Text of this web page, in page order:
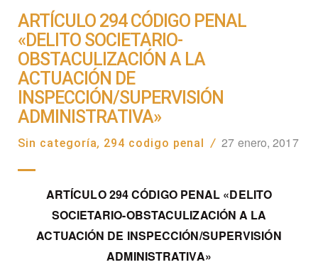
ARTÍCULO 294 CÓDIGO PENAL
«DELITO SOCIETARIO-
OBSTACULIZACIÓN A LA
ACTUACIÓN DE
INSPECCIÓN/SUPERVISIÓN
ADMINISTRATIVA»
Sin categoría, 294 codigo penal / 27 enero, 2017
ARTÍCULO 294 CÓDIGO PENAL «DELITO
SOCIETARIO-OBSTACULIZACIÓN A LA
ACTUACIÓN DE INSPECCIÓN/SUPERVISIÓN
ADMINISTRATIVA»